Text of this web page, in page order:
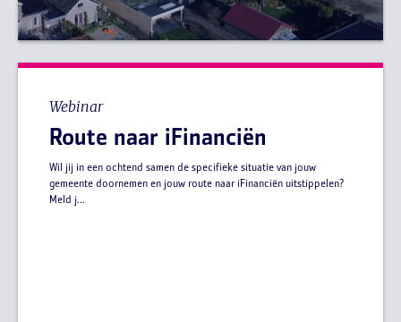
Webinar
Route naar iFinanciën
Wil jij in een ochtend samen de specifieke situatie van jouw
gemeente doornemen en jouw route naar iFinanciën uitstippelen?
Meld j...